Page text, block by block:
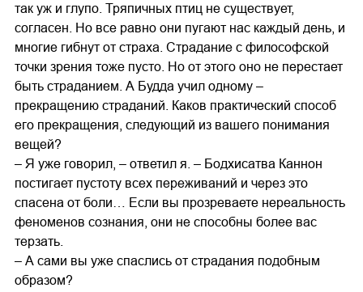
так уж и глупо. Тряпичных птиц не существует,
согласен. Но все равно они пугают нас каждый день, и
многие гибнут от страха. Страдание с философской
точки зрения тоже пусто. Но от этого оно не перестает
быть страданием. А Будда учил одному –
прекращению страданий. Каков практический способ
его прекращения, следующий из вашего понимания
вещей?
– Я уже говорил, – ответил я. – Бодхисатва Каннон
постигает пустоту всех переживаний и через это
спасена от боли… Если вы прозреваете нереальность
феноменов сознания, они не способны более вас
терзать.
– А сами вы уже спаслись от страдания подобным
образом?